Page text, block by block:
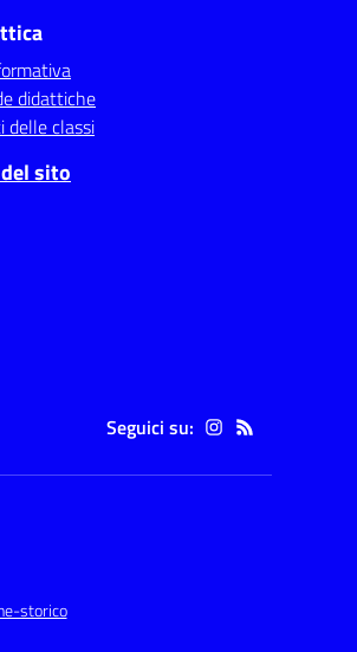
didattiche
delle classi
sito
Seguici su:
storico